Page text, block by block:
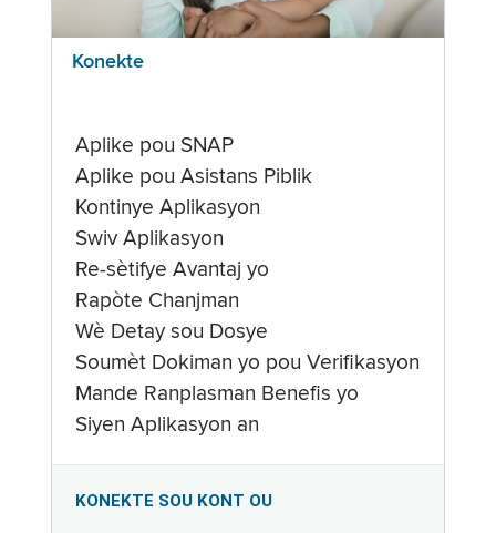
Konekte
Aplike pou SNAP
Aplike pou Asistans Piblik
Kontinye Aplikasyon
Swiv Aplikasyon
Re-sètifye Avantaj yo
Rapòte Chanjman
Wè Detay sou Dosye
Soumèt Dokiman yo pou Verifikasyon
Mande Ranplasman Benefis yo
Siyen Aplikasyon an
KONEKTE SOU KONT OU